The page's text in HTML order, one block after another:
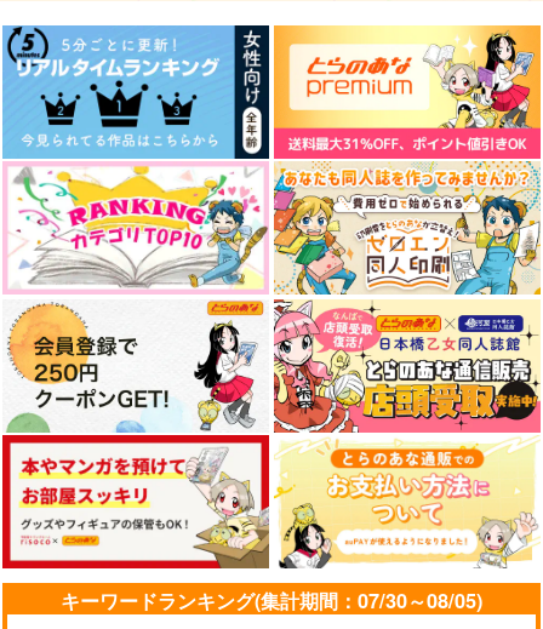
キーワードランキング(集計期間：07/30～08/05)